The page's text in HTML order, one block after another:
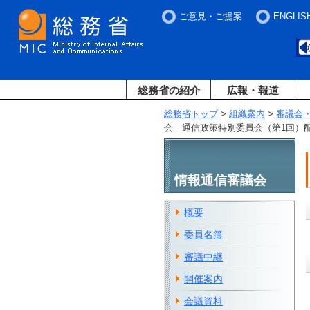
ご意見・ご提案
総務省の紹介 広報・報道
総務省トップ> 組織案内 > 審議会
会 通信政策特別委員会（第1回）
情報通信審議会
概要
委員名簿
審議中継
開催案内
会議資料